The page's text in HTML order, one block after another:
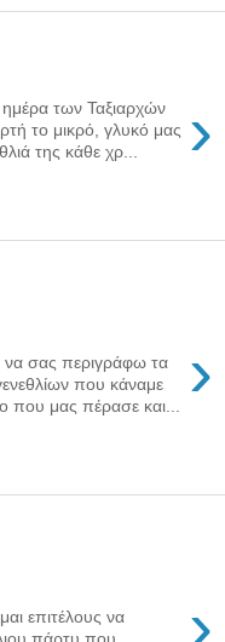
›
των Ταξιαρχών
το μικρό, γλυκό μας
της κάθε χρ...
›
να σας περιγράφω τα
που κάναμε
που μας πέρασε και...
επιτέλους να
πάρτυ που